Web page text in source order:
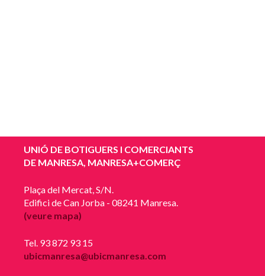
UNIÓ DE BOTIGUERS I COMERCIANTS
DE MANRESA, MANRESA+COMERÇ
Plaça del Mercat, S/N.
Edifici de Can Jorba - 08241 Manresa.
(veure mapa)
Tel. 93 872 93 15
ubicmanresa@ubicmanresa.com